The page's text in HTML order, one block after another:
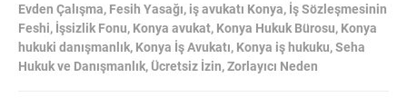
Evden Çalışma, Fesih Yasağı, iş avukatı Konya, İş Sözleşmesinin
Feshi, İşsizlik Fonu, Konya avukat, Konya Hukuk Bürosu, Konya
hukuki danışmanlık, Konya İş Avukatı, Konya iş hukuku,Seha
Hukuk ve Danışmanlık, Ücretsiz İzin,Zorlayıcı Neden